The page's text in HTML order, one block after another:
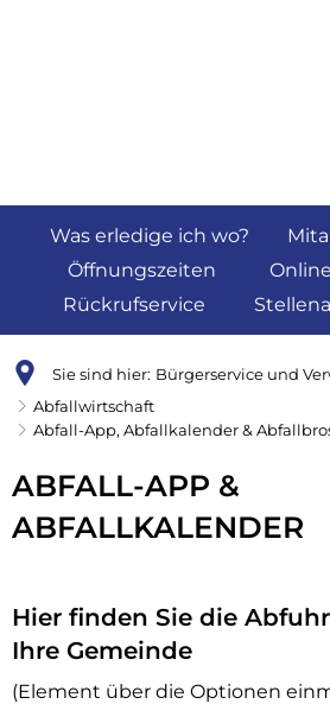
Was erledige ich wo?
Öffnungszeiten
Rückrufservice
Sie sind hier: Bürgerservice und
Abfallwirtschaft
Abfall-App, Abfallkalender &
Abfall-
App,
&
Abfallbroschüre
ABFALL-APP &
ABFALLKALENDER
Hier finden Sie die
Ihre Gemeinde
(Element über die Optionen